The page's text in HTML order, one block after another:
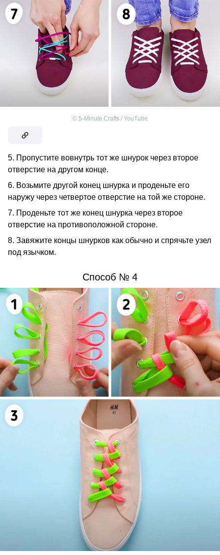
© 5-Minute Crafts / YouTube
5. Пропустите вовнутрь тот же шнурок через второе
отверстие на другом конце.
6. Возьмите другой конец шнурка и проденьте его
наружу через четвертое отверстие на той же стороне.
7. Проденьте тот же конец шнурка через второе
отверстие на противоположной стороне.
8. Завяжите концы шнурков как обычно и спрячьте узел
под язычком.
Способ № 4